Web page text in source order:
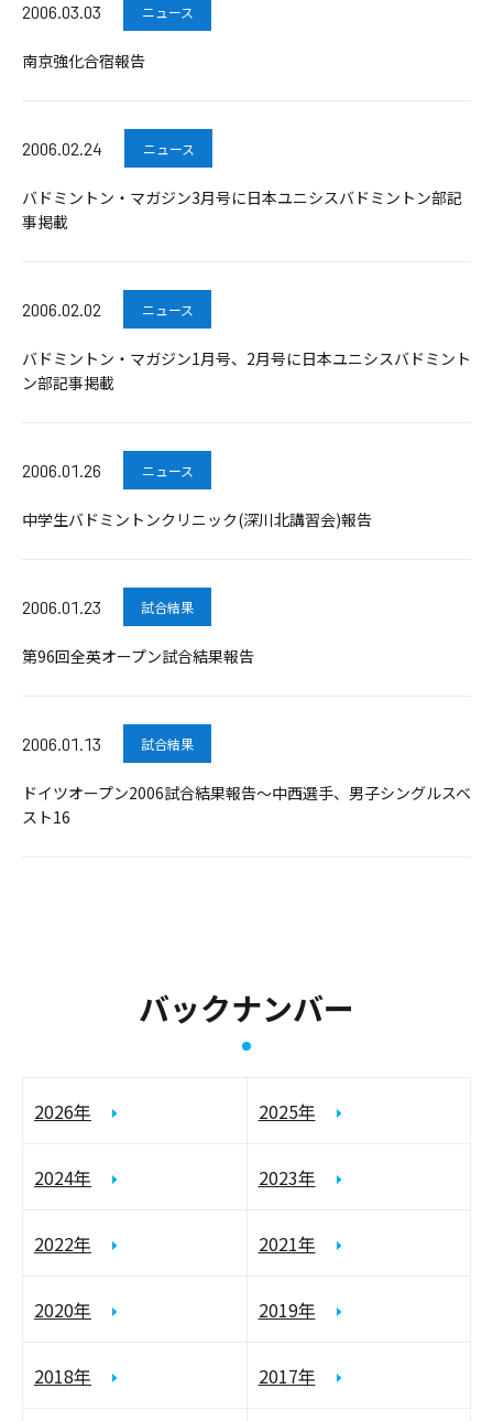
2006.03.03 ニュース
南京強化合宿報告
2006.02.24 ニュース
バドミントン・マガジン3月号に日本ユニシスバドミントン部記
事掲載
2006.02.02 ニュース
バドミントン・マガジン1月号、2月号に日本ユニシスバドミント
ン部記事掲載
2006.01.26 ニュース
中学生バドミントンクリニック(深川北講習会)報告
2006.01.23 試合結果
第96回全英オープン試合結果報告
2006.01.13 試合結果
ドイツオープン2006試合結果報告～中西選手、男子シングルスベ
スト16
バックナンバー
2026年 2025年
2024年 2023年
2022年 2021年
2020年 2019年
2018年 2017年